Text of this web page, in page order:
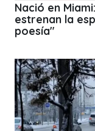
Nació en
estrenan la
poesía"